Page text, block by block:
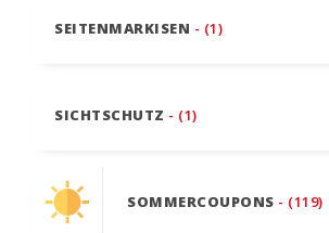
SEITENMARKISEN - (1)
SICHTSCHUTZ - (1)
SOMMERCOUPONS - (119)